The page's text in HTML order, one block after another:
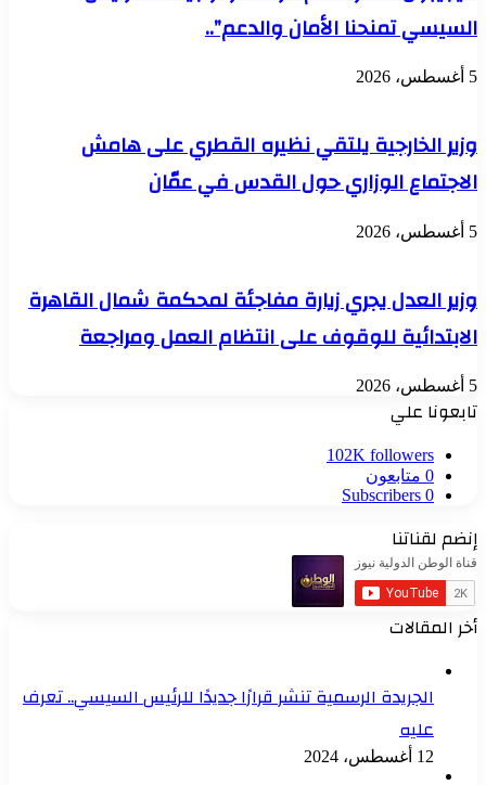
السيسي تمنحنا الأمان والدعم”..
5 أغسطس، 2026
وزير الخارجية يلتقي نظيره القطري على هامش
الاجتماع الوزاري حول القدس في عمّان
5 أغسطس، 2026
وزير العدل يجري زيارة مفاجئة لمحكمة شمال القاهرة
الابتدائية للوقوف على انتظام العمل ومراجعة
5 أغسطس، 2026
تابعونا علي
102K followers
0 متابعون
0
Subscribers
إنضم لقناتنا
أخر المقالات
الجريدة الرسمية تنشر قرارًا جديدًا للرئيس السيسي.. تعرف
عليه
12 أغسطس، 2024